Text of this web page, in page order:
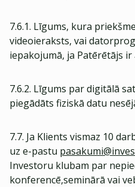
7.6.1. Līgums, kura
videoieraksts, vai
iepakojumā, ja Patērētājs
7.6.2. Līgums par digitālā
piegādāts fiziskā datu
7.7. Ja Klients vismaz 10
uz e-pastu
Investoru klubam par
konferencē,seminārā vai